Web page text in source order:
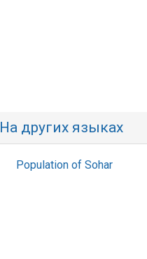
На других языках
Population of Sohar